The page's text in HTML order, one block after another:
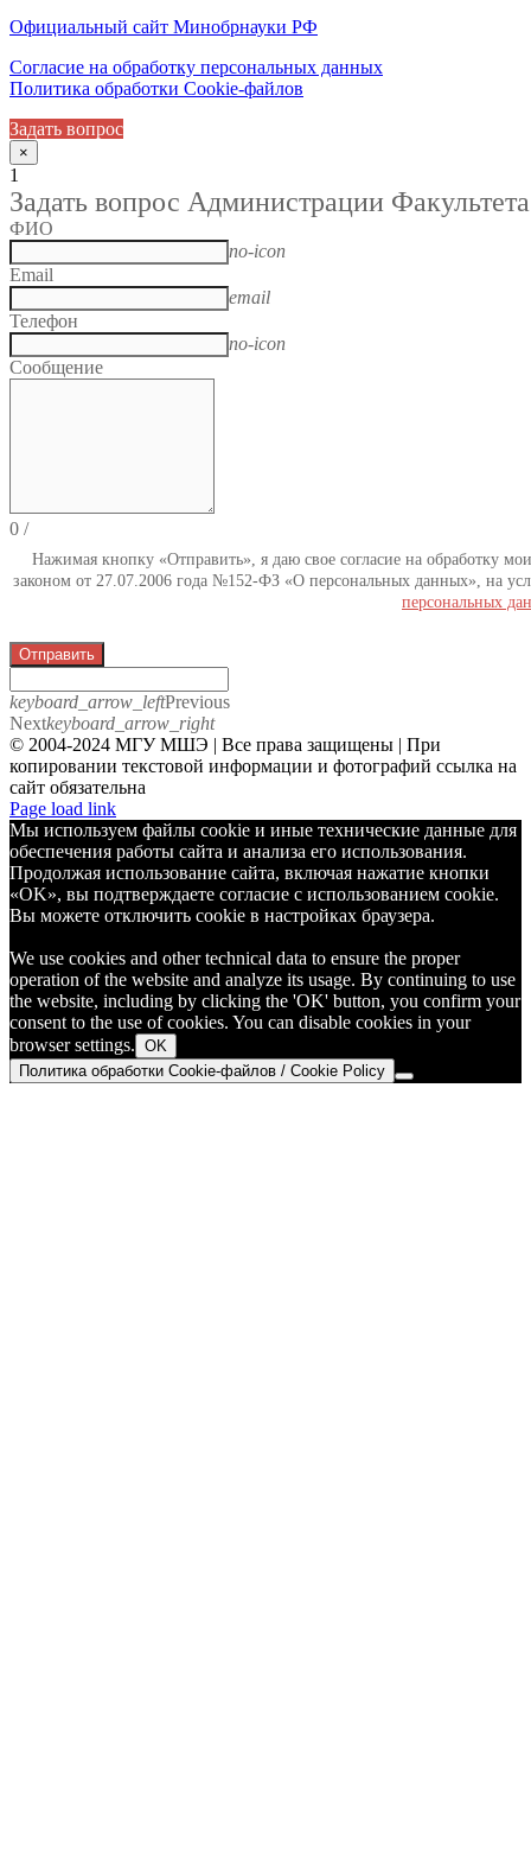
Официальный сайт Минобрнауки РФ
Согласие на обработку персональных данных
Политика обработки Cookie-файлов
Задать вопрос
×
1
Задать вопрос Администрации Факультета
ФИО
no-icon
Email
email
Телефон
no-icon
Сообщение
0 /
Нажимая кнопку «Отправить», я даю свое согласие на обработку
законом от 27.07.2006 года №152-ФЗ «О персональных данных», на
персональных
Отправить
keyboard_arrow_leftPrevious
Nextkeyboard_arrow_right
© 2004-2024 МГУ МШЭ | Все права защищены | При
копировании текстовой информации и фотографий ссылка на
сайт обязательна
Telegram
Page load link
Мы используем файлы cookie и иные технические данные для
обеспечения работы сайта и анализа его использования.
Продолжая использование сайта, включая нажатие кнопки
«OK», вы подтверждаете согласие с использованием cookie.
Вы можете отключить cookie в настройках браузера.
We use cookies and other technical data to ensure the proper
operation of the website and analyze its usage. By continuing to use
the website, including by clicking the 'OK' button, you confirm your
consent to the use of cookies. You can disable cookies in your
browser settings. OK
Политика обработки Cookie-файлов / Cookie Policy